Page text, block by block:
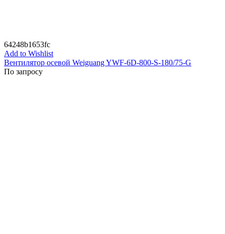
64248b1653fc
Add to Wishlist
Вентилятор осевой Weiguang YWF-6D-800-S-180/75-G
По запросу